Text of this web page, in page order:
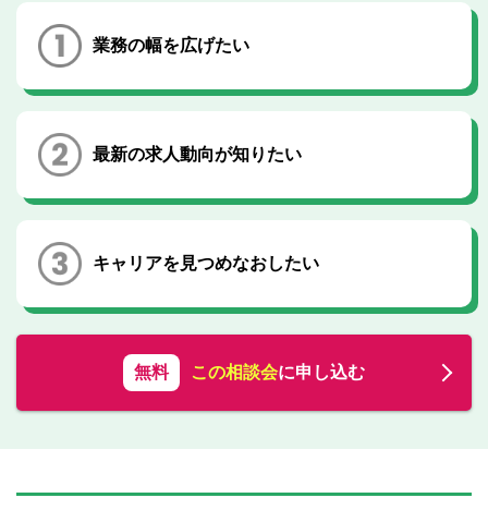
非公開求人とは？
転職お役立ち情報
業務の幅を広げたい
最新の求人動向が知りたい
キャリアを見つめなおしたい
無料 この相談会に申し込む